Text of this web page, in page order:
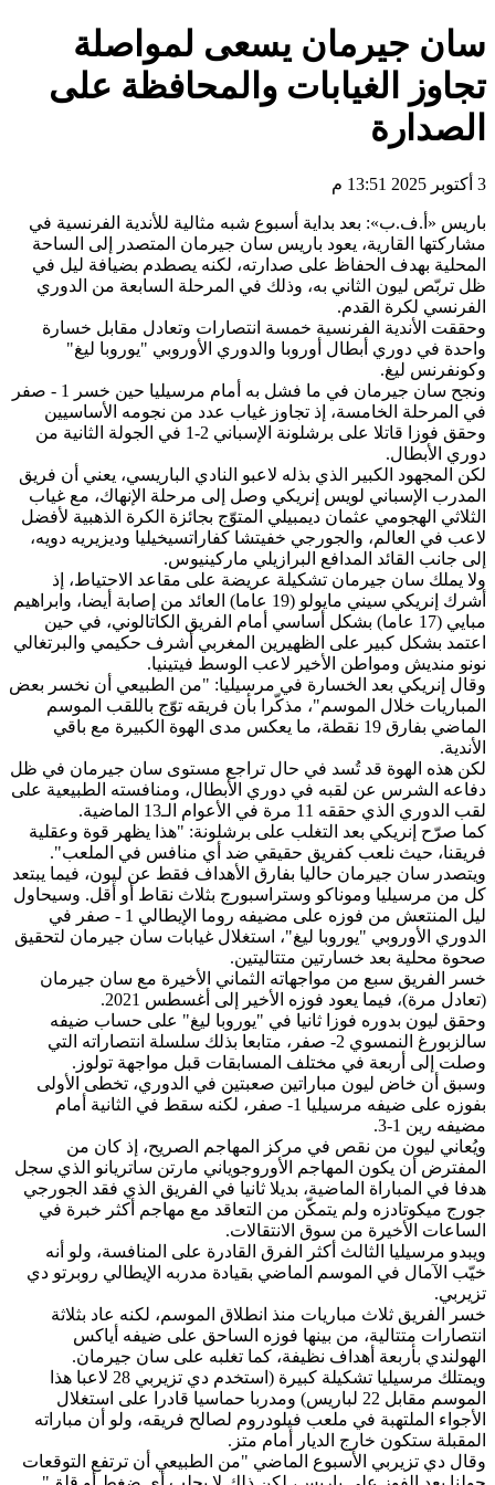
سان جيرمان يسعى لمواصلة
تجاوز الغيابات والمحافظة على
الصدارة
3 أكتوبر 2025 13:51 م
باريس «أ.ف.ب»: بعد بداية أسبوع شبه مثالية للأندية الفرنسية في
مشاركتها القارية، يعود باريس سان جيرمان المتصدر إلى الساحة
المحلية بهدف الحفاظ على صدارته، لكنه يصطدم بضيافة ليل في
ظل تربّص ليون الثاني به، وذلك في المرحلة السابعة من الدوري
الفرنسي لكرة القدم.
وحققت الأندية الفرنسية خمسة انتصارات وتعادل مقابل خسارة
واحدة في دوري أبطال أوروبا والدوري الأوروبي "يوروبا ليغ"
وكونفرنس ليغ.
ونجح سان جيرمان في ما فشل به أمام مرسيليا حين خسر 1 - صفر
في المرحلة الخامسة، إذ تجاوز غياب عدد من نجومه الأساسيين
وحقق فوزا قاتلا على برشلونة الإسباني 2-1 في الجولة الثانية من
دوري الأبطال.
لكن المجهود الكبير الذي بذله لاعبو النادي الباريسي، يعني أن فريق
المدرب الإسباني لويس إنريكي وصل إلى مرحلة الإنهاك، مع غياب
الثلاثي الهجومي عثمان ديمبيلي المتوّج بجائزة الكرة الذهبية لأفضل
لاعب في العالم، والجورجي خفيتشا كفاراتسيخيليا وديزيريه دويه،
إلى جانب القائد المدافع البرازيلي ماركينيوس.
ولا يملك سان جيرمان تشكيلة عريضة على مقاعد الاحتياط، إذ
أشرك إنريكي سيني مايولو (19 عاما) العائد من إصابة أيضا، وابراهيم
مبايي (17 عاما) بشكل أساسي أمام الفريق الكاتالوني، في حين
اعتمد بشكل كبير على الظهيرين المغربي أشرف حكيمي والبرتغالي
نونو منديش ومواطن الأخير لاعب الوسط فيتينيا.
وقال إنريكي بعد الخسارة في مرسيليا: "من الطبيعي أن نخسر بعض
المباريات خلال الموسم"، مذكّرا بأن فريقه توّج باللقب الموسم
الماضي بفارق 19 نقطة، ما يعكس مدى الهوة الكبيرة مع باقي
الأندية.
لكن هذه الهوة قد تُسد في حال تراجع مستوى سان جيرمان في ظل
دفاعه الشرس عن لقبه في دوري الأبطال، ومنافسته الطبيعية على
لقب الدوري الذي حققه 11 مرة في الأعوام الـ13 الماضية.
كما صرّح إنريكي بعد التغلب على برشلونة: "هذا يظهر قوة وعقلية
فريقنا، حيث نلعب كفريق حقيقي ضد أي منافس في الملعب".
ويتصدر سان جيرمان حاليا بفارق الأهداف فقط عن ليون، فيما يبتعد
كل من مرسيليا وموناكو وستراسبورج بثلاث نقاط أو أقل. وسيحاول
ليل المنتعش من فوزه على مضيفه روما الإيطالي 1 - صفر في
الدوري الأوروبي "يوروبا ليغ"، استغلال غيابات سان جيرمان لتحقيق
صحوة محلية بعد خسارتين متتاليتين.
خسر الفريق سبع من مواجهاته الثماني الأخيرة مع سان جيرمان
(تعادل مرة)، فيما يعود فوزه الأخير إلى أغسطس 2021.
وحقق ليون بدوره فوزا ثانيا في "يوروبا ليغ" على حساب ضيفه
سالزبورغ النمسوي 2- صفر، متابعا بذلك سلسلة انتصاراته التي
وصلت إلى أربعة في مختلف المسابقات قبل مواجهة تولوز.
وسبق أن خاض ليون مباراتين صعبتين في الدوري، تخطى الأولى
بفوزه على ضيفه مرسيليا 1- صفر، لكنه سقط في الثانية أمام
مضيفه رين 1-3.
ويُعاني ليون من نقص في مركز المهاجم الصريح، إذ كان من
المفترض أن يكون المهاجم الأوروجوياني مارتن ساتريانو الذي سجل
هدفا في المباراة الماضية، بديلا ثانيا في الفريق الذي فقد الجورجي
جورج ميكوتادزه ولم يتمكّن من التعاقد مع مهاجم أكثر خبرة في
الساعات الأخيرة من سوق الانتقالات.
ويبدو مرسيليا الثالث أكثر الفرق القادرة على المنافسة، ولو أنه
خيّب الآمال في الموسم الماضي بقيادة مدربه الإيطالي روبرتو دي
تزيربي.
خسر الفريق ثلاث مباريات منذ انطلاق الموسم، لكنه عاد بثلاثة
انتصارات متتالية، من بينها فوزه الساحق على ضيفه أياكس
الهولندي بأربعة أهداف نظيفة، كما تغلبه على سان جيرمان.
ويمتلك مرسيليا تشكيلة كبيرة (استخدم دي تزيربي 28 لاعبا هذا
الموسم مقابل 22 لباريس) ومدربا حماسيا قادرا على استغلال
الأجواء الملتهبة في ملعب فيلودروم لصالح فريقه، ولو أن مباراته
المقبلة ستكون خارج الديار أمام متز.
وقال دي تزيربي الأسبوع الماضي "من الطبيعي أن ترتفع التوقعات